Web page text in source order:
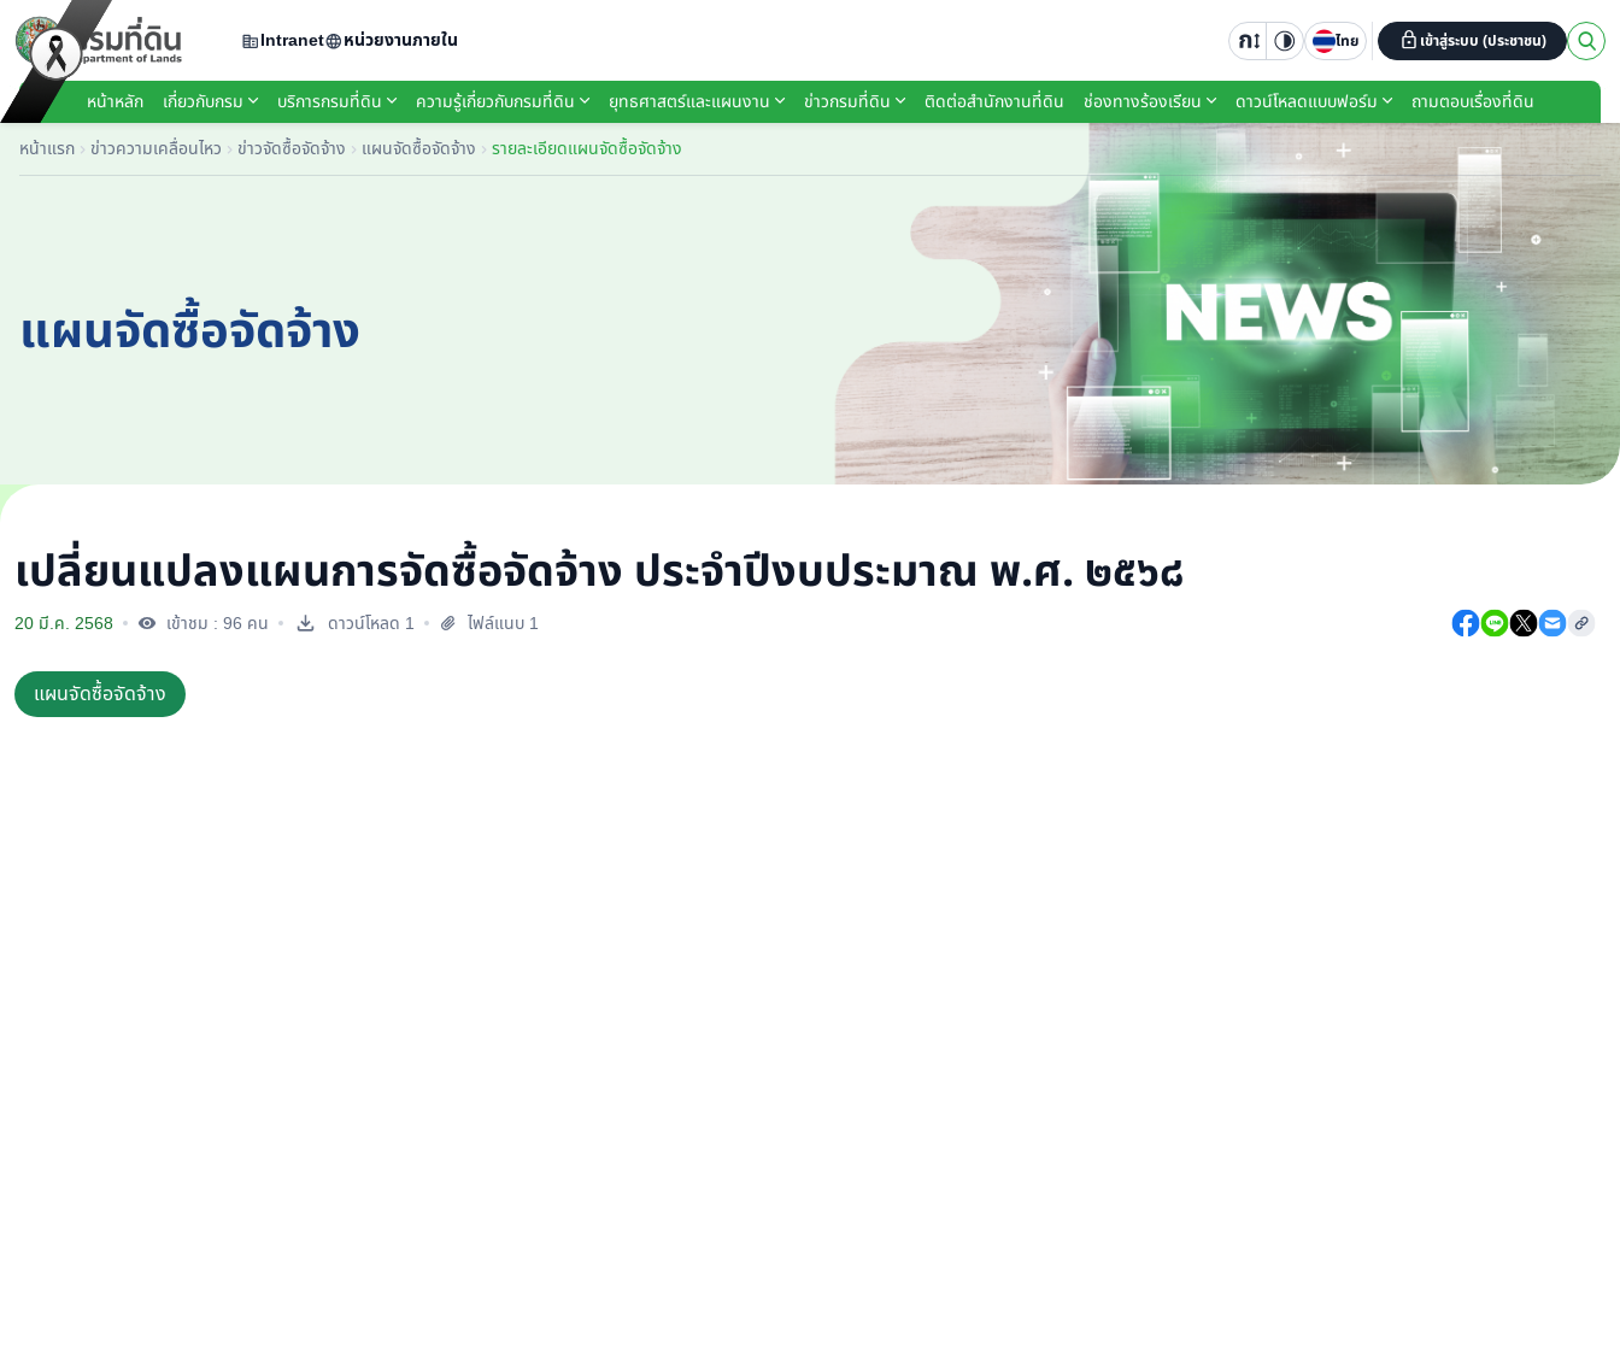
Intranet หน่วยงานภายใน ไทย เข้าสู่ระบบ (ประชาชน)
หน้าหลัก เกี่ยวกับกรม บริการกรมที่ดิน ความรู้เกี่ยวกับกรมที่ดิน ยุทธศาสตร์และแผนงาน ข่าวกรมที่ดิน ติดต่อสำนักงานที่ดิน ช่องทางร้องเรียน ดาวน์โหลดแบบฟอร์ม
ถามตอบเรื่องที่ดิน
หน้าแรก
ข่าวความเคลื่อนไหว ข่าวจัดซื้อจัดจ้าง แผนจัดซื้อจัดจ้าง รายละเอียดแผนจัดซื้อจัดจ้าง
แผนจัดซื้อจัดจ้าง
เปลี่ยนแปลงแผนการจัดซื้อจัดจ้าง ประจำปีงบประมาณ พ.ศ. ๒๕๖๘
20 มี.ค. 2568 เข้าชม : 96 คน ดาวน์โหลด 1 ไฟล์แนบ 1
แผนจัดซื้อจัดจ้าง